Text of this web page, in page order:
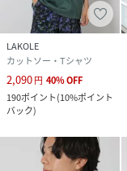
LAKOLE
カットソー・Tシャツ
2,090円 40%OFF
190ポイント(10%ポイント
バック)